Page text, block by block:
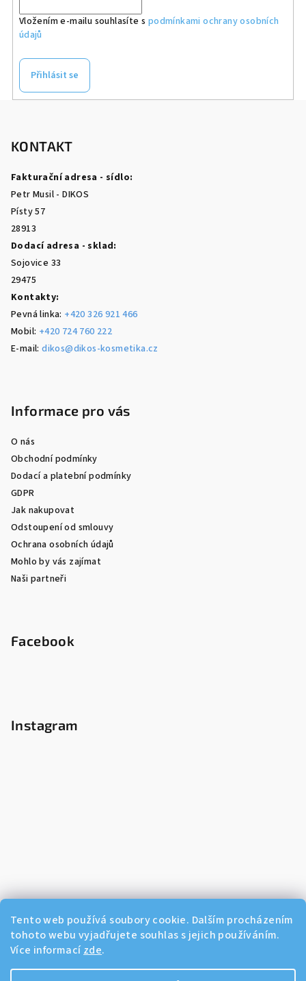
Tento web používá soubory cookie. Dalším procházením
tohoto webu vyjadřujete souhlas s jejich používáním.
Více informací zde.
Vložením e-mailu souhlasíte s podmínkami ochrany osobních
údajů
Přihlásit se
KONTAKT
Fakturační adresa - sídlo:
Petr Musil - DIKOS
Písty 57
28913
Dodací adresa - sklad:
Sojovice 33
29475
Kontakty:
Pevná linka: +420 326 921 466
Mobil: +420 724 760 222
E-mail:dikos@dikos-kosmetika.cz
Informace pro vás
O nás
Obchodní podmínky
Dodací a platební podmínky
GDPR
Jak nakupovat
Odstoupení od smlouvy
Ochrana osobních údajů
Mohlo by vás zajímat
Naši partneři
Facebook
Instagram
Sledovat na Instagramu